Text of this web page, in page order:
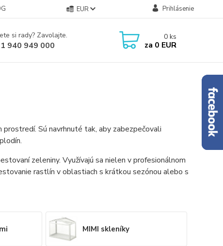
EUR Prihlásenie
si rady? Zavolajte.
940 949 000
0 ks
za 0 EUR
Sú navrhnuté tak, aby zabezpečovali
zeleniny. Využívajú sa nielen v profesionálnom
rastlín v oblastiach s krátkou sezónou alebo s
MIMI skleníky